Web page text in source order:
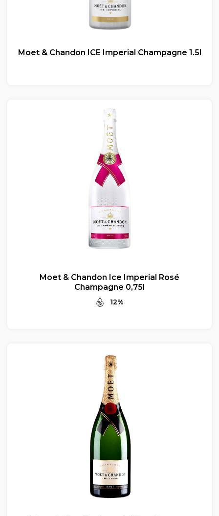
Moet & Chandon ICE Imperial Champagne 1.5l
Moet & Chandon Ice Imperial Rosé
Champagne 0,75l
12%